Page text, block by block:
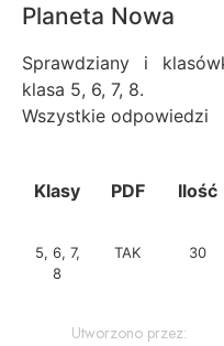
Planeta Nowa
Sprawdziany i
klasa 5, 6, 7, 8.
Wszystkie odpowiedzi
Klasy PDF Ilość
5, 6, 7,
8
TAK 30
Utworzono przez: